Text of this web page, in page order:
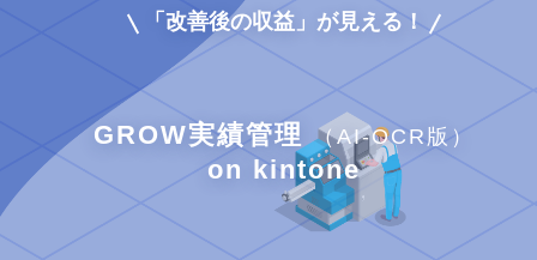
「改善後の収益」が見える！
GROW実績管理（AI-OCR版）
on kintone